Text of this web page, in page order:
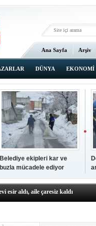
Ana Sayfa Arşiv
DÜNYA EKONOMİ
Belediye ekipleri kar ve
buzla mücadele ediyor
esir aldı, aile çaresiz kaldı
Başsavcısı Ufuk Turan
Gençlerimiz için geleceğe